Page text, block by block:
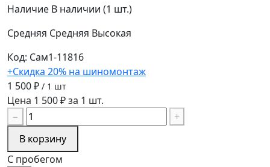
Наличие В наличии (1 шт.)
Средняя Средняя Высокая
Код: Сам1-11816
+Скидка 20% на шиномонтаж
1 500 ₽ / 1 шт
Цена 1 500 ₽ за 1 шт.
−
+
В корзину
С пробегом